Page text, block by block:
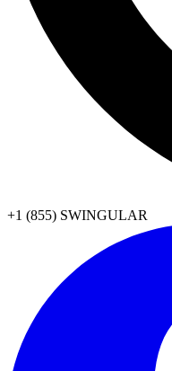
+1 (855) SWINGULAR